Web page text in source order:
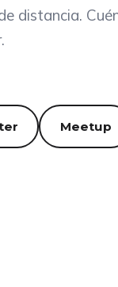
distancia.
Meetup